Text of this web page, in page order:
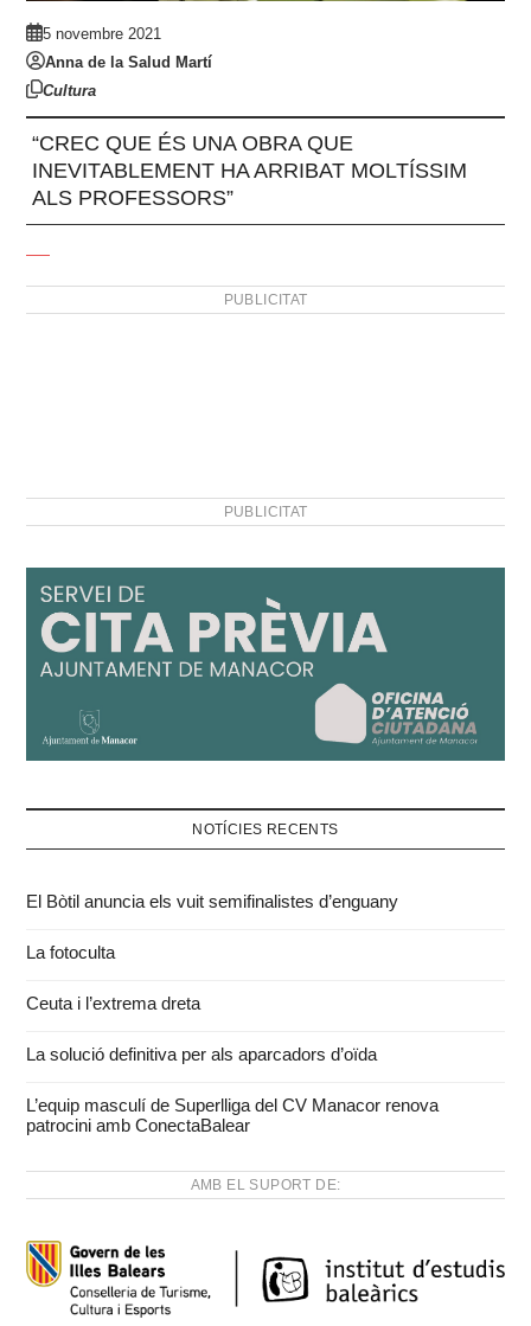
5 novembre 2021
Anna de la Salud Martí
Cultura
“CREC QUE ÉS UNA OBRA QUE
INEVITABLEMENT HA ARRIBAT MOLTÍSSIM
ALS PROFESSORS”
PUBLICITAT
PUBLICITAT
NOTÍCIES RECENTS
El Bòtil anuncia els vuit semifinalistes d’enguany
La fotoculta
Ceuta i l’extrema dreta
La solució definitiva per als aparcadors d’oïda
L’equip masculí de Superlliga del CV Manacor renova
patrocini amb ConectaBalear
AMB EL SUPORT DE: